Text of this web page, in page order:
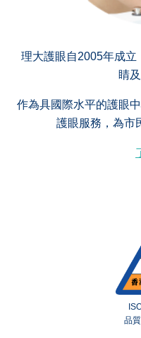
理大護眼自2005年成立
睛
作為具國際水平的護眼
護眼服務，為市
品